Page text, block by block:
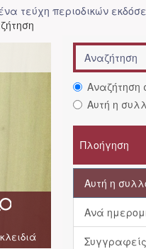
τεύχη περιοδικών
Αναζήτηση
Αυτή η
Πλοήγηση
Αυτή η
Ανά
Συγγραφείς